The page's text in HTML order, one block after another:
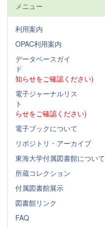
メニュー
利用案内
OPAC利用案内
データベースガイ
ド
知らせをご確認ください)
電子ジャーナルリス
ト
らせをご確認ください)
電子ブックについて
リポジトリ・アーカイブ
東海大学付属図書館について
所蔵コレクション
付属図書館展示
図書館リンク
FAQ